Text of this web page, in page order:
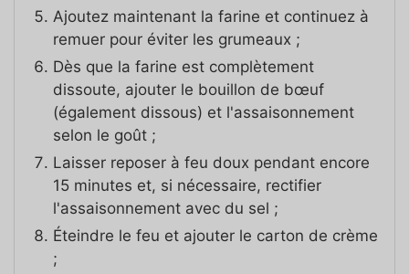
Ajoutez maintenant la farine et continuez à
remuer pour éviter les grumeaux ;
Dès que la farine est complètement
dissoute, ajouter le bouillon de bœuf
(également dissous) et l'assaisonnement
selon le goût ;
Laisser reposer à feu doux pendant encore
15 minutes et, si nécessaire, rectifier
l'assaisonnement avec du sel ;
Éteindre le feu et ajouter le carton de crème
;